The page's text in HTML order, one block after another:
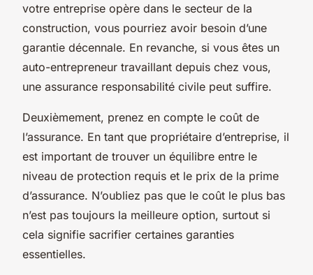
votre entreprise opère dans le secteur de la
construction, vous pourriez avoir besoin d’une
garantie décennale. En revanche, si vous êtes un
auto-entrepreneur travaillant depuis chez vous,
une assurance responsabilité civile peut suffire.
Deuxièmement, prenez en compte le coût de
l’assurance. En tant que propriétaire d’entreprise, il
est important de trouver un équilibre entre le
niveau de protection requis et le prix de la prime
d’assurance. N’oubliez pas que le coût le plus bas
n’est pas toujours la meilleure option, surtout si
cela signifie sacrifier certaines garanties
essentielles.